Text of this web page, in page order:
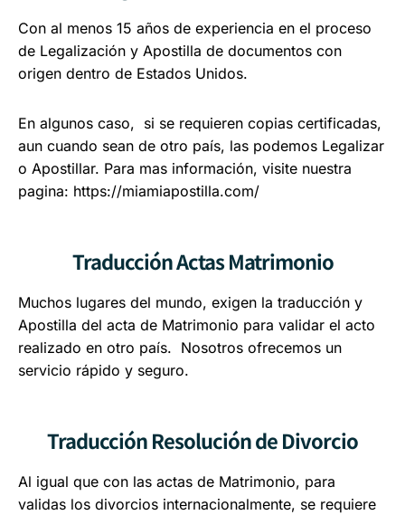
Con al menos 15 años de experiencia en el proceso
de Legalización y Apostilla de documentos con
origen dentro de Estados Unidos.
En algunos caso, si se requieren copias certificadas,
aun cuando sean de otro país, las podemos Legalizar
o Apostillar. Para mas información, visite nuestra
pagina: https://miamiapostilla.com/
Traducción Actas Matrimonio
Muchos lugares del mundo, exigen la traducción y
Apostilla del acta de Matrimonio para validar el acto
realizado en otro país. Nosotros ofrecemos un
servicio rápido y seguro.
Traducción Resolución de Divorcio
Al igual que con las actas de Matrimonio, para
validas los divorcios internacionalmente, se requiere